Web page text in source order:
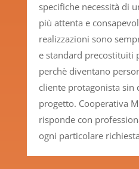
specifiche necessità di
più attenta e
realizzazioni sono
e standard precostituiti
perchè diventano
cliente protagonista sin
progetto. Cooperativa
risponde con
ogni particolare